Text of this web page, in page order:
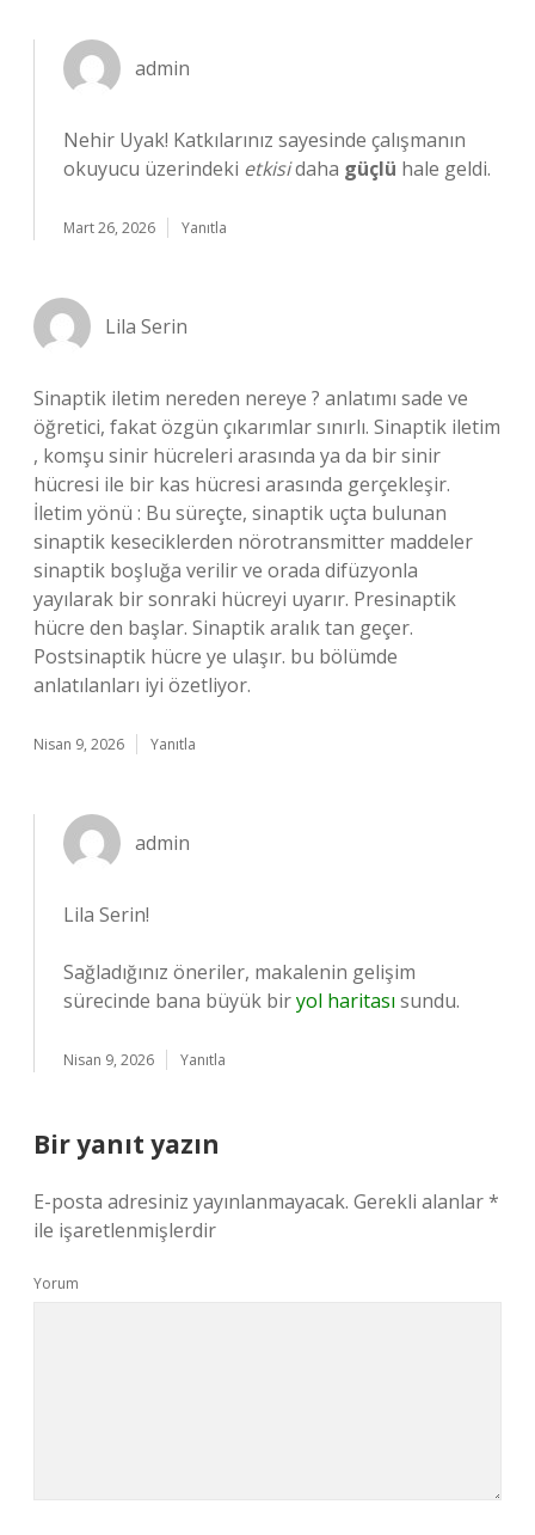
admin
Nehir Uyak! Katkılarınız sayesinde çalışmanın
okuyucu üzerindeki etkisidaha güçlü hale geldi.
Mart 26, 2026 Yanıtla
Lila Serin
Sinaptik iletim nereden nereye ? anlatımı sade ve
öğretici, fakat özgün çıkarımlar sınırlı. Sinaptik iletim
, komşu sinir hücreleri arasında ya da bir sinir
hücresi ile bir kas hücresi arasında gerçekleşir.
İletim yönü : Bu süreçte, sinaptik uçta bulunan
sinaptik keseciklerden nörotransmitter maddeler
sinaptik boşluğa verilir ve orada difüzyonla
yayılarak bir sonraki hücreyi uyarır. Presinaptik
hücre den başlar. Sinaptik aralık tan geçer.
Postsinaptik hücre ye ulaşır. bu bölümde
anlatılanları iyi özetliyor.
Nisan 9, 2026 Yanıtla
admin
Lila Serin!
Sağladığınız öneriler, makalenin gelişim
sürecinde bana büyük biryol haritası sundu.
Nisan 9, 2026 Yanıtla
Bir yanıt yazın
E-posta adresiniz yayınlanmayacak. Gerekli alanlar*
ile işaretlenmişlerdir
Yorum